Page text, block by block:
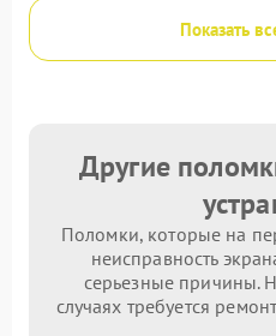
Показать
Другие
Поломки, которые на
неисправность
серьезные причины.
случаях требуется